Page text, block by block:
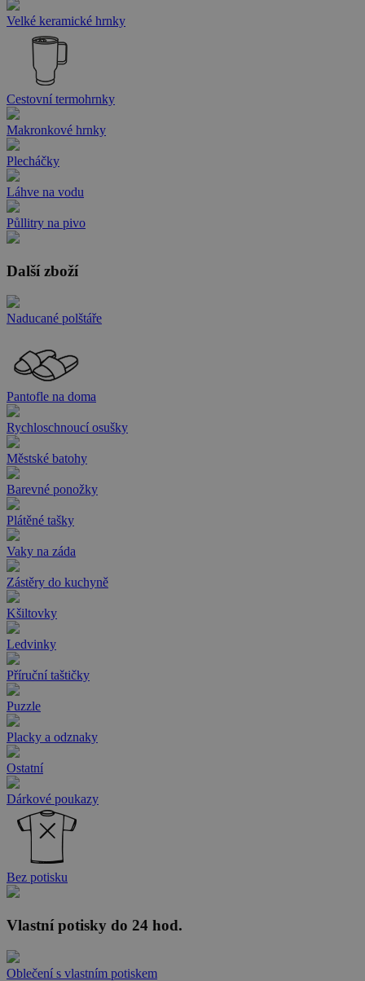
Velké keramické hrnky
Cestovní termohrnky
Makronkové hrnky
Plecháčky
Láhve na vodu
Půllitry na pivo
Další zboží
Naducané polštáře
Pantofle na doma
Rychloschnoucí osušky
Městské batohy
Barevné ponožky
Plátěné tašky
Vaky na záda
Zástěry do kuchyně
Kšiltovky
Ledvinky
Příruční taštičky
Puzzle
Placky a odznaky
Ostatní
Dárkové poukazy
Bez potisku
Vlastní potisky do 24 hod.
Oblečení s vlastním potiskem